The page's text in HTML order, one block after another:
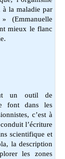
à la maladie par
(Emmanuelle
mieux le flanc
un outil de
font dans les
c’est à
l’écriture
scientifique et
la description
les zones